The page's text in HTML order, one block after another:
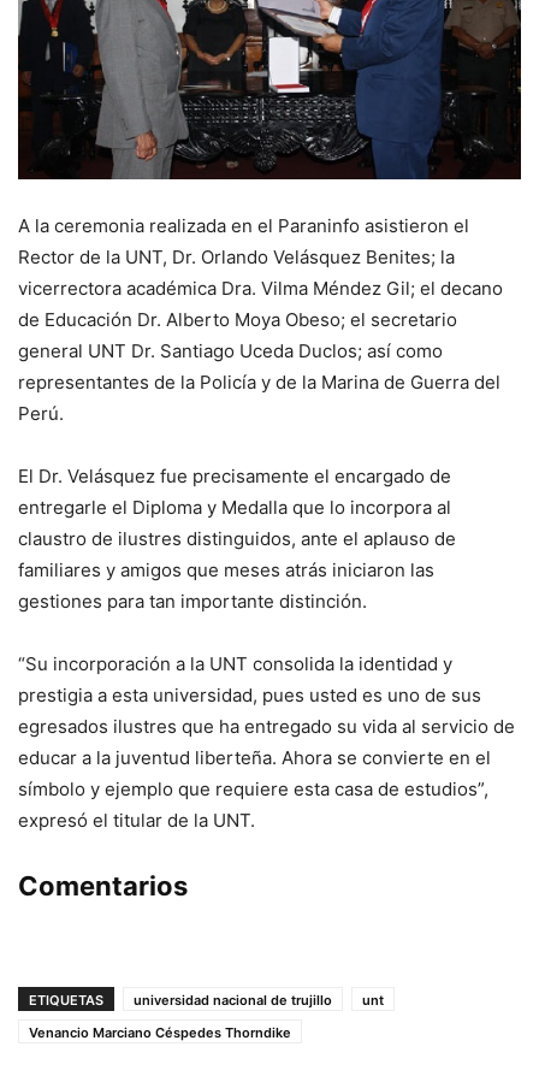
A la ceremonia realizada en el Paraninfo asistieron el
Rector de la UNT, Dr. Orlando Velásquez Benites; la
vicerrectora académica Dra. Vilma Méndez Gil; el decano
de Educación Dr. Alberto Moya Obeso; el secretario
general UNT Dr. Santiago Uceda Duclos; así como
representantes de la Policía y de la Marina de Guerra del
Perú.
El Dr. Velásquez fue precisamente el encargado de
entregarle el Diploma y Medalla que lo incorpora al
claustro de ilustres distinguidos, ante el aplauso de
familiares y amigos que meses atrás iniciaron las
gestiones para tan importante distinción.
“Su incorporación a la UNT consolida la identidad y
prestigia a esta universidad, pues usted es uno de sus
egresados ilustres que ha entregado su vida al servicio de
educar a la juventud liberteña. Ahora se convierte en el
símbolo y ejemplo que requiere esta casa de estudios”,
expresó el titular de la UNT.
Comentarios
ETIQUETAS universidad nacional de trujillo
unt
Venancio Marciano Céspedes Thorndike